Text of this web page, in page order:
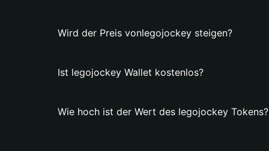
Wird der Preis vonlegojockey steigen?
Ist legojockey Wallet kostenlos?
Wie hoch ist der Wert des legojockey Tokens?